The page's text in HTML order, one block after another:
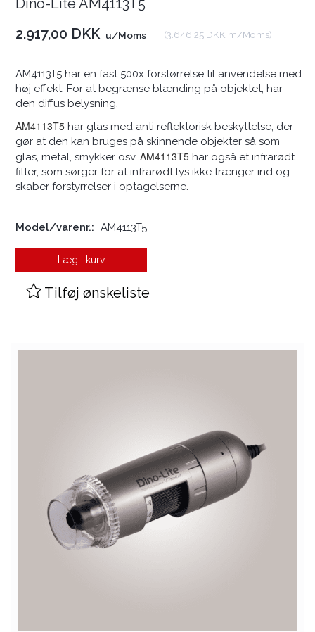
Dino-Lite AM4113T5
Model/varenr.: AM4113T5
AM4113T5 har en fast 500x forstørrelse til anvendelse med
høj effekt. For at begrænse blænding på objektet, har
den diffus belysning.
AM4113T5 har glas med anti reflektorisk beskyttelse, der
gør at den kan bruges på skinnende objekter så som
glas, metal, smykker osv.AM4113T5 har også et infrarødt
filter, som sørger for at infrarødt lys ikke trænger ind og
skaber forstyrrelser i optagelserne.
2.917,00 DKK u/Moms (3.646,25 DKK m/Moms)
Læg i kurv
Tilføj ønskeliste